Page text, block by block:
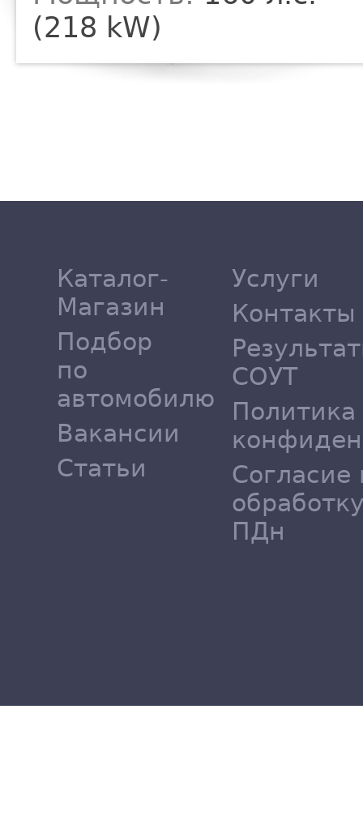
(218 kW)
Каталог-
Магазин
Подбор
по
автомобилю
Вакансии
Статьи
Услуги
Контакты
СОУТ
Политика
Согласие
ПДн